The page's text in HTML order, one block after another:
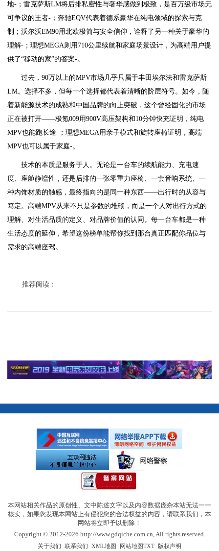
地-；雷克萨斯LM将后排私密性与奢华感做到极致，是百万级市场无
可争议的王者-；奔驰EQV代表着德系豪华在纯电领域的探索与克
制；沃尔沃EM90用北欧极简与安全信仰，诠释了另一种关于豪华的
理解-；理想MEGA则用710公里续航和家庭场景设计，为高端用户提
供了“移动的家”的答案-。
过去，90万以上的MPV市场几乎只属于丰田埃尔法和雷克萨斯
LM。选择不多，但每一个选择都代表着清晰的阶层符号。如今，随
着新能源技术的成熟和中国品牌的向上突破，这个曾经固化的市场
正在被打开——极氪009用900V高压架构和10分钟快充证明，纯电
MPV也能跑长途-；理想MEGA用亲子模式和旋转座椅证明，高端
MPV也可以属于家庭-。
技术的本质是服务于人。无论是一台车的续航能力、充电速
度、座舱静谧性，还是后排的一张零重力座椅、一套音响系统、一
种内饰材质的触感，最终指向的是同一种东西——出行时的从容与
笃定。高端MPV从来不只是参数的堆砌，而是一个人对出行方式的
理解、对生活品质的定义、对品牌价值的认同。每一台车都是一种
生活态度的延伸，希望这份榜单能帮你找到那台真正匹配你品位与
需求的高端座驾。
推荐阅读：
本网站相关作品的原创性、文中陈述文字以及内容数据庞杂本站无法一一
核实，如果您发现本网站上有侵犯您的合法权益的内容，请联系我们，本
网站将立即予以删除！
Copyright © 2012-2026 http://www.gdqiche.com.cn, All rights reserved.
关于我们 联系我们 XML地图 网站地图TXT| 版权声明